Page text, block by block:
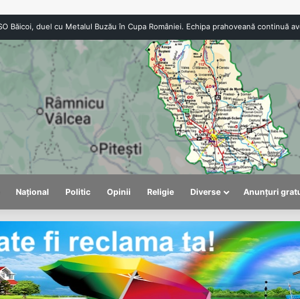
Național Politic Opinii Religie Diverse Anunțuri